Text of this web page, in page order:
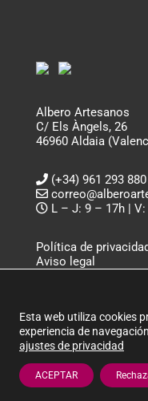
Albero Artesanos
C/ Els Àngels, 26
46960 Aldaia
(+34) 961 293 880
L – J: 9 – 17h | V:
Política de privacidad
Aviso legal
ALBERO
Esta web utiliza cookies
experiencia de
ajustes de privacidad
ACEPTAR